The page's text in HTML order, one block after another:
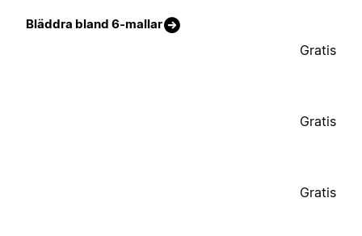
Bläddra bland 6-mallar
Gratis
Gratis
Gratis